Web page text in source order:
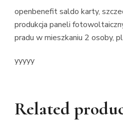
openbenefit saldo karty,
produkcja paneli
pradu w mieszkaniu 2 osoby,
yyyyy
Related